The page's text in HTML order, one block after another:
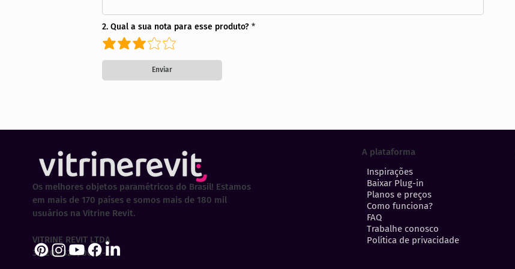
2. Qual a sua nota para esse produto?
Enviar
A plataforma
Inspirações
Baixar Plug-in
Planos e preços
Como funciona?
FAQ
Trabalhe conosco
Política de privacidade
Os melhores objetos paramétricos do Brasil! Estamos
em mais de 170 países e somos mais de 180 mil
usuários na Vitrine Revit.
VITRINE REVIT LTDA
30.202.323/0001-29